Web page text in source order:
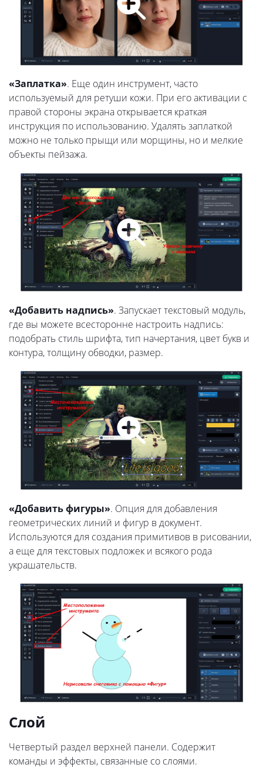
«Заплатка». Еще один инструмент, часто
используемый для ретуши кожи. При его активации с
правой стороны экрана открывается краткая
инструкция по использованию. Удалять заплаткой
можно не только прыщи или морщины, но и мелкие
объекты пейзажа.
«Добавить надпись». Запускает текстовый модуль,
где вы можете всесторонне настроить надпись:
подобрать стиль шрифта, тип начертания, цвет букв и
контура, толщину обводки, размер.
«Добавить фигуры». Опция для добавления
геометрических линий и фигур в документ.
Используются для создания примитивов в рисовании,
а еще для текстовых подложек и всякого рода
украшательств.
Слой
Четвертый раздел верхней панели. Содержит
команды и эффекты, связанные со слоями.